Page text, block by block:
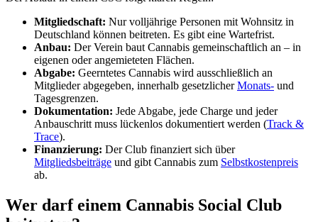
Mitgliedschaft: Nur volljährige Personen mit Wohnsitz in
Deutschland können beitreten. Es gibt eine Wartefrist.
Anbau: Der Verein baut Cannabis gemeinschaftlich an – in
eigenen oder angemieteten Flächen.
Abgabe: Geerntetes Cannabis wird ausschließlich an
Mitglieder abgegeben, innerhalb gesetzlicherMonats- und
Tagesgrenzen.
Dokumentation: Jede Abgabe, jede Charge und jeder
Anbauschritt muss lückenlos dokumentiert werden (Track &
Trace).
Finanzierung: Der Club finanziert sich über
Mitgliedsbeiträge und gibt Cannabis zum Selbstkostenpreis
ab.
Wer darf einem Cannabis Social Club